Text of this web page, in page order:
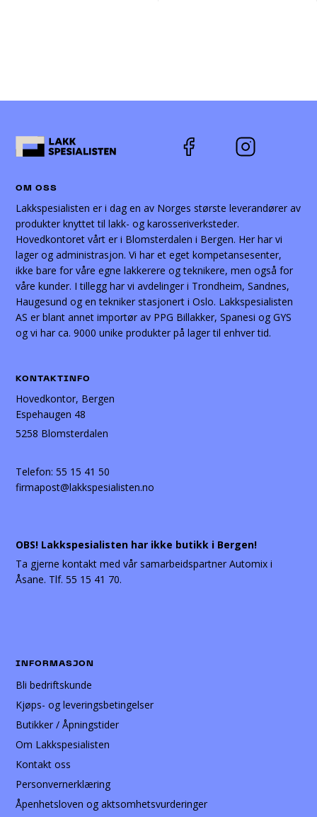
OM OSS
Lakkspesialisten er i dag en av Norges største leverandører av
produkter knyttet til lakk- og karosseriverksteder.
Hovedkontoret vårt er i Blomsterdalen i Bergen. Her har vi
lager og administrasjon. Vi har et eget kompetansesenter,
ikke bare for våre egne lakkerere og teknikere, men også for
våre kunder. I tillegg har vi avdelinger i Trondheim, Sandnes,
Haugesund og en tekniker stasjonert i Oslo. Lakkspesialisten
AS er blant annet importør av PPG Billakker, Spanesi og GYS
og vi har ca. 9000 unike produkter på lager til enhver tid.
KONTAKTINFO
Hovedkontor, Bergen
Espehaugen 48
5258 Blomsterdalen
Telefon:55 15 41 50
firmapost@lakkspesialisten.no
OBS! Lakkspesialisten har ikke butikk i Bergen!
Ta gjerne kontakt med vår samarbeidspartner Automix i
Åsane. Tlf. 55 15 41 70.
INFORMASJON
Bli bedriftskunde
Kjøps- og leveringsbetingelser
Butikker / Åpningstider
Om Lakkspesialisten
Kontakt oss
Personvernerklæring
Åpenhetsloven og aktsomhetsvurderinger